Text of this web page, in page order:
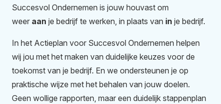
Succesvol Ondernemen is jouw houvast om
weer aan je bedrijf te werken, in plaats van in je bedrijf.
In het Actieplan voor Succesvol Ondernemen helpen
wij jou met het maken van duidelijke keuzes voor de
toekomst van je bedrijf. En we ondersteunen je op
praktische wijze met het behalen van jouw doelen.
Geen wollige rapporten, maar een duidelijk stappenplan